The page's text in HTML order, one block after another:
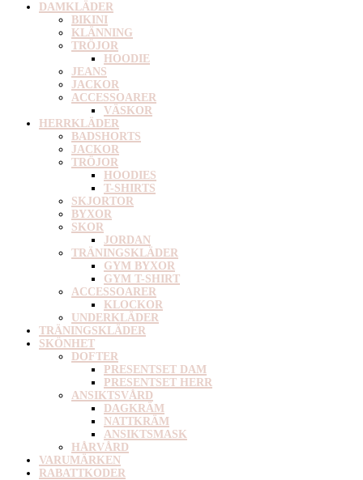
DAMKLÄDER
BIKINI
KLÄNNING
TRÖJOR
HOODIE
JEANS
JACKOR
ACCESSOARER
VÄSKOR
HERRKLÄDER
BADSHORTS
JACKOR
TRÖJOR
HOODIES
T-SHIRTS
SKJORTOR
BYXOR
SKOR
JORDAN
TRÄNINGSKLÄDER
GYM BYXOR
GYM T-SHIRT
ACCESSOARER
KLOCKOR
UNDERKLÄDER
TRÄNINGSKLÄDER
SKÖNHET
DOFTER
PRESENTSET DAM
PRESENTSET HERR
ANSIKTSVÅRD
DAGKRÄM
NATTKRÄM
ANSIKTSMASK
HÅRVÅRD
VARUMÄRKEN
RABATTKODER